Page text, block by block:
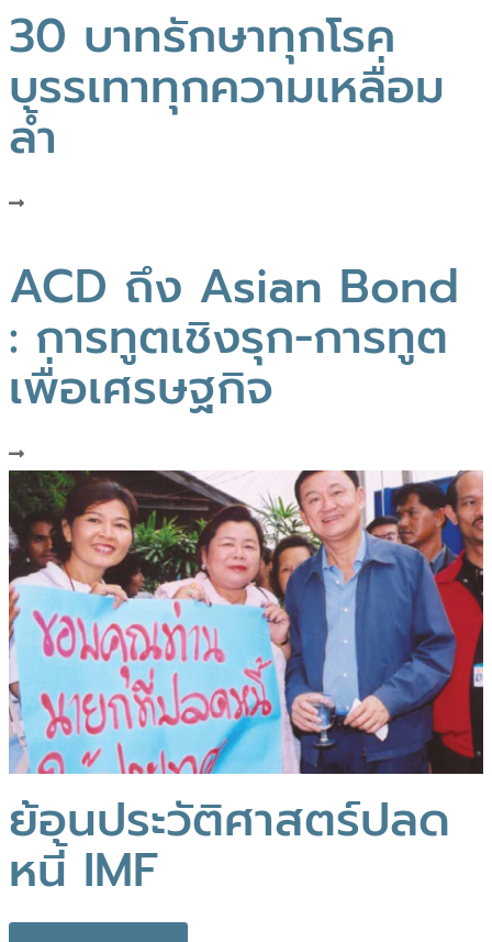
30 บาทรักษาทุกโรค
บรรเทาทุกความเหลื่อม
ล้ำ
ACD ถึง Asian Bond
: การทูตเชิงรุก-การทูต
เพื่อเศรษฐกิจ
ย้อนประวัติศาสตร์ปลด
หนี้ IMF